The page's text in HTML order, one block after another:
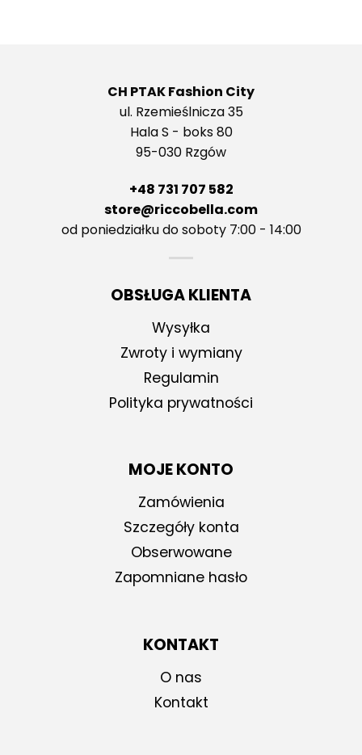
CH PTAK Fashion City
ul. Rzemieślnicza 35
Hala S - boks 80
95-030 Rzgów
+48 731 707 582
store@riccobella.com
od poniedziałku do soboty 7:00 - 14:00
OBSŁUGA KLIENTA
Wysyłka
Zwroty i wymiany
Regulamin
Polityka prywatności
MOJE KONTO
Zamówienia
Szczegóły konta
Obserwowane
Zapomniane hasło
KONTAKT
O nas
Kontakt